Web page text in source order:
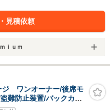
見積依頼
ｉｕｍ
ワンオーナー/後席モ
難防止装置/バックカメ
ドスポットモニター/ス